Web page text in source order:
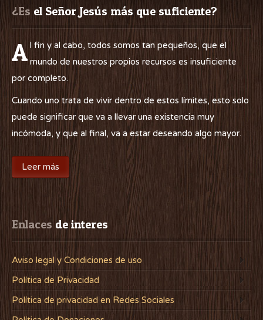
¿Es el Señor Jesús más que suficiente?
A l fin y al cabo, todos somos tan pequeños, que el
mundo de nuestros propios recursos es insuficiente
por completo.
Cuando uno trata de vivir dentro de estos límites, esto solo
puede significar que va a llevar una existencia muy
incómoda, y que al final, va a estar deseando algo mayor.
Leer más
Enlaces de interes
Aviso legal y Condiciones de uso
Política de Privacidad
Política de privacidad en Redes Sociales